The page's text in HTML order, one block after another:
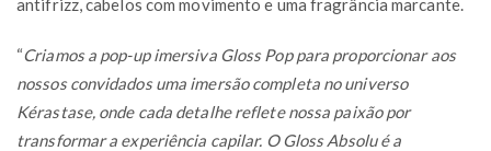
“Criamos a pop-up imersiva Gloss Pop para proporcionar aos
nossos convidados uma imersão completa no universo
Kérastase, onde cada detalhe reflete nossa paixão por
transformar a experiência capilar. O Gloss Absolu é a